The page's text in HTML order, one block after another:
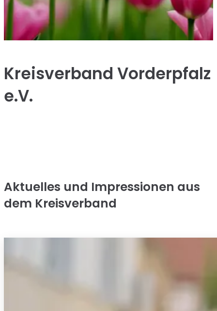
Kreisverband Vorderpfalz
e.V.
Aktuelles und Impressionen aus
dem Kreisverband